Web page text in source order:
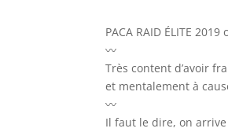
PACA RAID ÉLITE 2019
〰️
Très content d’avoir
et mentalement à
〰️
Il faut le dire, on